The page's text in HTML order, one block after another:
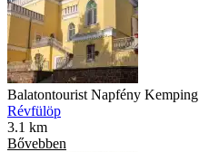
Balatontourist Napfény Kemping
Révfülöp
3.1 km
Bővebben